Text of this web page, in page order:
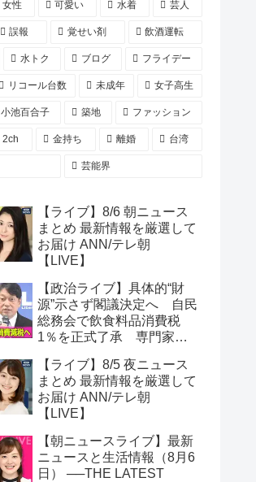
女性 可愛い 水着 芸人
誤報 覚せい剤 飲酒運転
水トク ブログ フライデー
リコール台数 未成年 女子高生
小池百合子 築地 ファッション
2ch 金持ち 離婚 台湾
芸能界
【ライブ】8/6 朝ニュース
まとめ 最新情報を厳選して
お届け ANN/テレ朝
【LIVE】
【政治ライブ】具体的“財
源”示さず閣議決定へ 自民
総務会で飲食料品消費税
1％を正式了承 専門家
捻出するのには無理があ
る」──政治ニュースまとめ
（日テレNEWS LIVE）
【ライブ】8/5 夜ニュース
まとめ 最新情報を厳選して
お届け ANN/テレ朝
【LIVE】
【朝ニュースライブ】最新
ニュースと生活情報（8月6
日） ──THE LATEST